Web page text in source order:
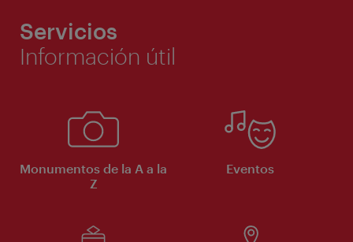
Servicios
Información útil
Monumentos de la A a la
Z
Eventos